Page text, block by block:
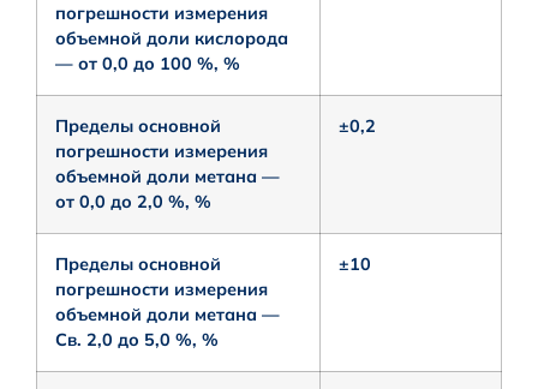
погрешности измерения
объемной доли кислорода
— от 0,0 до 100 %, %
Пределы основной
погрешности измерения
объемной доли метана —
от 0,0 до 2,0 %, %
±0,2
Пределы основной
погрешности измерения
объемной доли метана —
Св. 2,0 до 5,0 %, %
±10